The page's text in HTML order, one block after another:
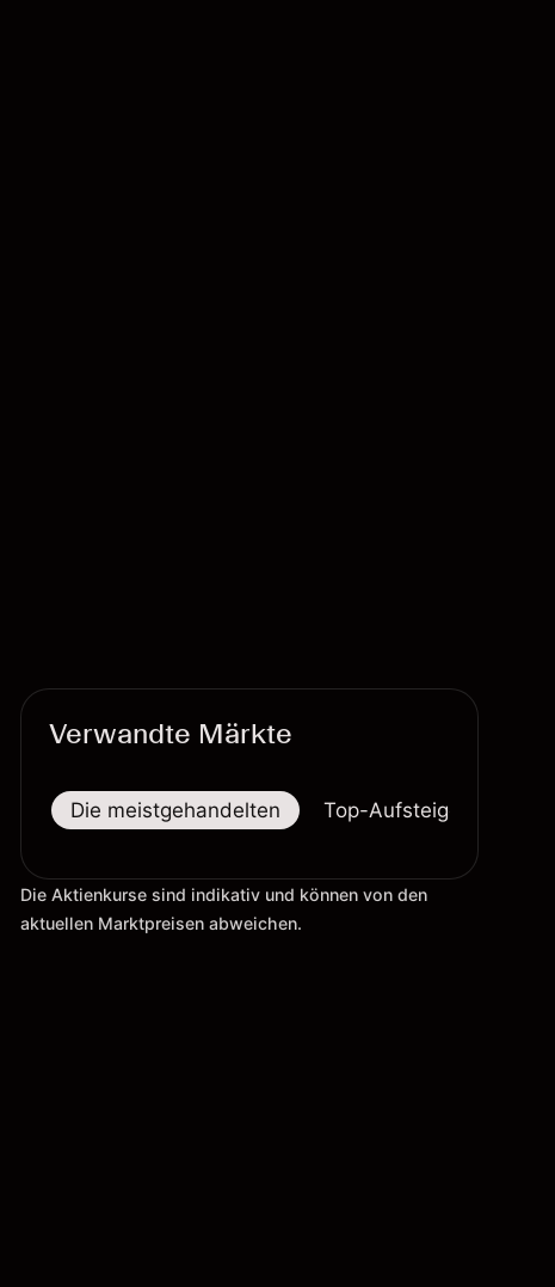
Verwandte Märkte
Die meistgehandelten Top-Aufsteiger
Die Aktienkurse sind indikativ und können von den
aktuellen Marktpreisen abweichen.